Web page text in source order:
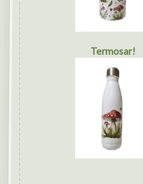
Termosar!